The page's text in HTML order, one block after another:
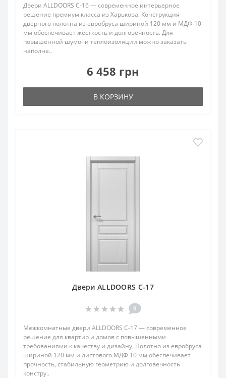
Двери ALLDOORS C-16 — современное интерьерное
решение премиум класса из Харькова. Конструкция
дверного полотна из евробруса шириной 120 мм и МДФ 10
мм обеспечивает жесткость и долговечность. Для
повышенной шумо- и теплоизоляции можно заказать
наполне..
6 458 грн
В КОРЗИНУ
Двери ALLDOORS C-17
0
Межкомнатные двери ALLDOORS C-17 — современное
решение для квартир и домов с повышенными
требованиями к качеству и дизайну. Полотно из евробруса
шириной 120 мм и листового МДФ 10 мм обеспечивает
прочность, стабильную геометрию и долговечность
констру..